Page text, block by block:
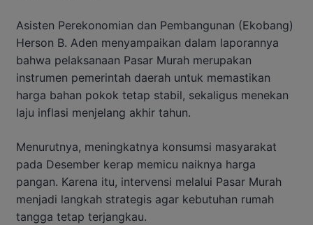
Asisten Perekonomian dan Pembangunan (Ekobang)
Herson B. Aden menyampaikan dalam laporannya
bahwa pelaksanaan Pasar Murah merupakan
instrumen pemerintah daerah untuk memastikan
harga bahan pokok tetap stabil, sekaligus menekan
laju inflasi menjelang akhir tahun.
Menurutnya, meningkatnya konsumsi masyarakat
pada Desember kerap memicu naiknya harga
pangan. Karena itu, intervensi melalui Pasar Murah
menjadi langkah strategis agar kebutuhan rumah
tangga tetap terjangkau.